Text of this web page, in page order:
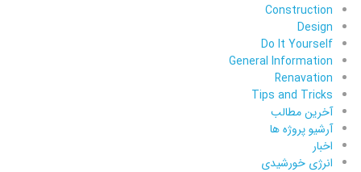
Construction
Design
Do It Yourself
General Information
Renavation
Tips and Tricks
آخرین مطالب
آرشیو پروژه ها
اخبار
انرژی خورشیدی